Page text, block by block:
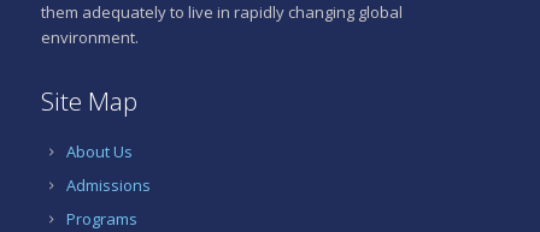
them adequately to live in rapidly changing global
environment.
Site Map
About Us
Admissions
Programs